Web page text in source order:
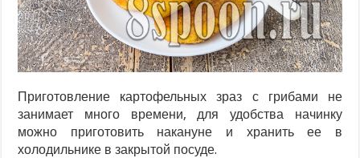
Приготовление картофельных зраз с грибами не
занимает много времени, для удобства начинку
можно приготовить накануне и хранить ее в
холодильнике в закрытой посуде.